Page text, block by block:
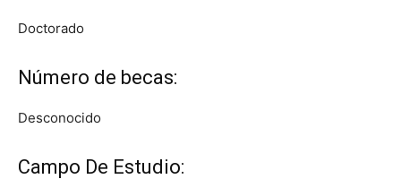
Doctorado
Número de becas:
Desconocido
Campo De Estudio: